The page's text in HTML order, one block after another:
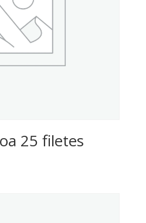
25 filetes